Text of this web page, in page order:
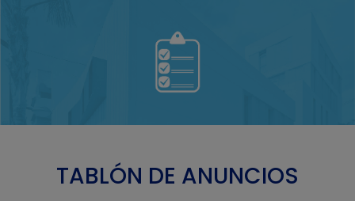
TABLÓN DE ANUNCIOS